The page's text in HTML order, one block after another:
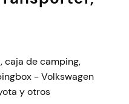
caja de camping,
- Volkswagen
y otros